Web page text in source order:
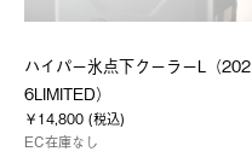
ハイパー氷点下クーラーL（202
6LIMITED）
￥14,800 (税込)
EC在庫なし